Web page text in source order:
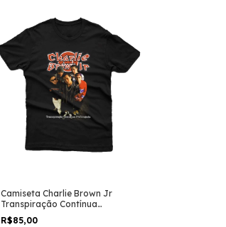
Camiseta Charlie Brown Jr
Transpiração Contínua
Prolongada
R$85,00